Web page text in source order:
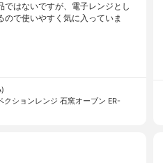
ではないですが、電子レンジとし
ので使いやすく気に入っていま
クションレンジ 石窯オーブン ER-